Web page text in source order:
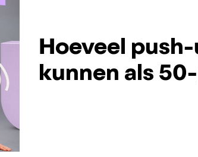
Hoeveel
kunnen als